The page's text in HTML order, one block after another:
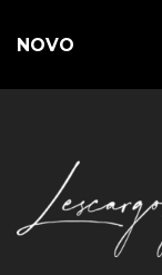
NOVO